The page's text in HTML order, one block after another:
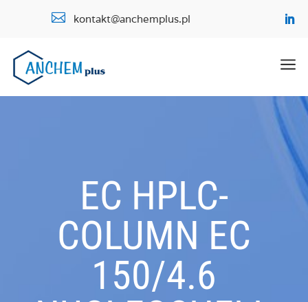
 kontakt@anchemplus.pl
a
EC HPLC-
COLUMN EC
150/4.6